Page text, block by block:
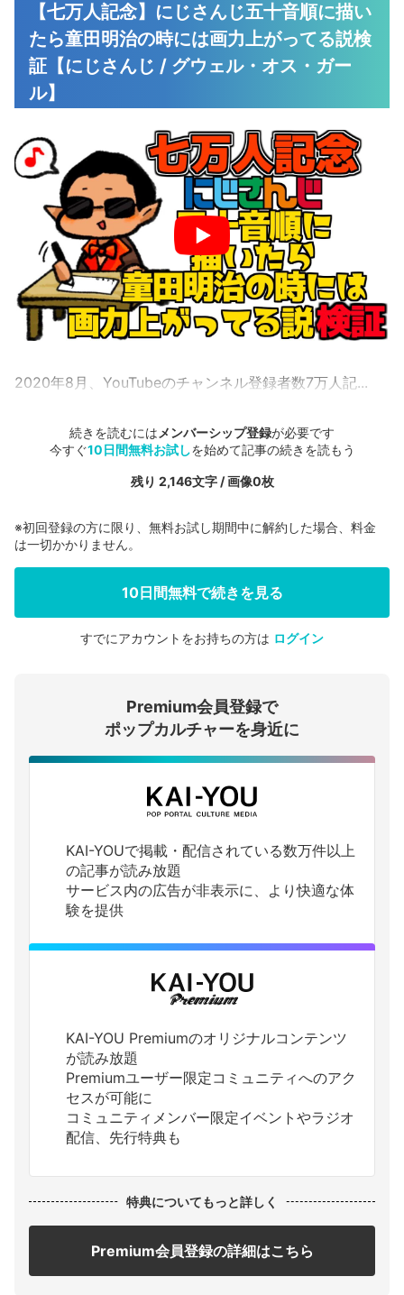
【七万人記念】にじさんじ五十音順に描い
たら童田明治の時には画力上がってる説検
証【にじさんじ / グウェル・オス・ガー
ル】
2020年8月、YouTubeのチャンネル登録者数7万人記...
続きを読むには メンバーシップ登録が必要です
今すぐ10日間無料お試しを始めて記事の続きを読もう
残り 2,146文字 / 画像0枚
会員登録する
ログインする
※初回登録の方に限り、無料お試し期間中に解約した場合、料金
は一切かかりません。
10日間無料で続きを見る
すでにアカウントをお持ちの方は ログイン
Premium会員登録で
ポップカルチャーを身近に
KAI-YOUで掲載・配信されている数万件以上
の記事が読み放題
サービス内の広告が非表示に、より快適な体
験を提供
KAI-YOU Premiumのオリジナルコンテンツ
が読み放題
Premiumユーザー限定コミュニティへのアク
セスが可能に
コミュニティメンバー限定イベントやラジオ
配信、先行特典も
特典についてもっと詳しく
Premium会員登録の詳細はこちら